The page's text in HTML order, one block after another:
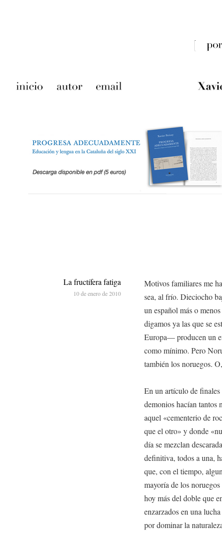
Motivos familiares me
sea, al frío. Dieciocho
un español más o
digamos ya las que se
Europa— producen un
como mínimo. Pero
también los noruegos.
En un artículo de finales
demonios hacían tantos
aquel «cementerio de
que el otro» y donde
día se mezclan
definitiva, todos a una,
que, con el tiempo,
mayoría de los
hoy más del doble que
enzarzados en una
por dominar la
La fructífera fatiga
10 de enero de 2010